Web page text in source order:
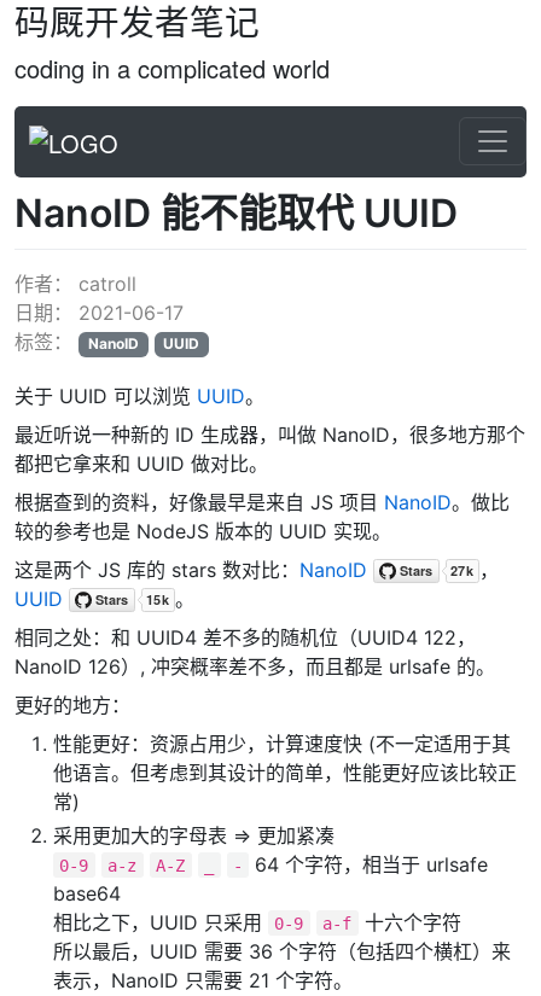
码厩开发者笔记
coding in a complicated world
NanoID 能不能取代 UUID
作者： catroll
日期： 2021-06-17
标签：
NanoID UUID
关于 UUID 可以浏览 UUID。
最近听说一种新的 ID 生成器，叫做 NanoID，很多地方那个
都把它拿来和 UUID 做对比。
根据查到的资料，好像最早是来自 JS 项目 NanoID。做比
较的参考也是 NodeJS 版本的 UUID 实现。
这是两个 JS 库的 stars 数对比： NanoID
，
UUID
。
相同之处：和 UUID4 差不多的随机位（UUID4 122，
NanoID 126）, 冲突概率差不多，而且都是 urlsafe 的。
更好的地方：
性能更好：资源占用少，计算速度快 (不一定适用于其
他语言。但考虑到其设计的简单，性能更好应该比较正
常)
采用更加大的字母表 => 更加紧凑
0-9 a-z A-Z -
64 个字符，相当于 urlsafe
base64
相比之下，UUID 只采用
0-9 a-f
十六个字符
所以最后，UUID 需要 36 个字符（包括四个横杠）来
表示，NanoID 只需要 21 个字符。